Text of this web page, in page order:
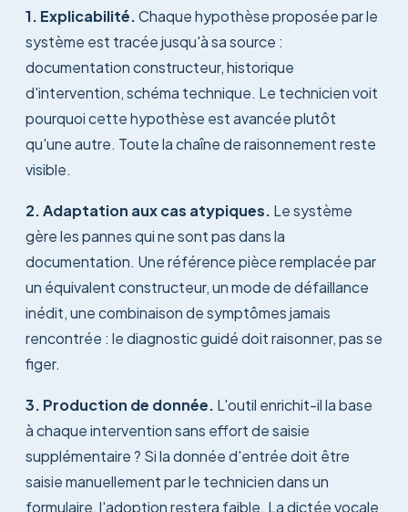
1. Explicabilité.Chaque hypothèse proposée par le
système est tracée jusqu'à sa source :
documentation constructeur, historique
d'intervention, schéma technique. Le technicien voit
pourquoi cette hypothèse est avancée plutôt
qu'une autre. Toute la chaîne de raisonnement reste
visible.
2. Adaptation aux cas atypiques. Le système
gère les pannes qui ne sont pas dans la
documentation. Une référence pièce remplacée par
un équivalent constructeur, un mode de défaillance
inédit, une combinaison de symptômes jamais
rencontrée : le diagnostic guidé doit raisonner, pas se
figer.
3. Production de donnée. L'outil enrichit-il la base
à chaque intervention sans effort de saisie
supplémentaire ? Si la donnée d'entrée doit être
saisie manuellement par le technicien dans un
formulaire, l'adoption restera faible. La dictée vocale